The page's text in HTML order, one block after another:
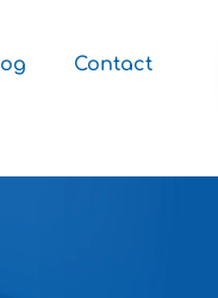
Contact